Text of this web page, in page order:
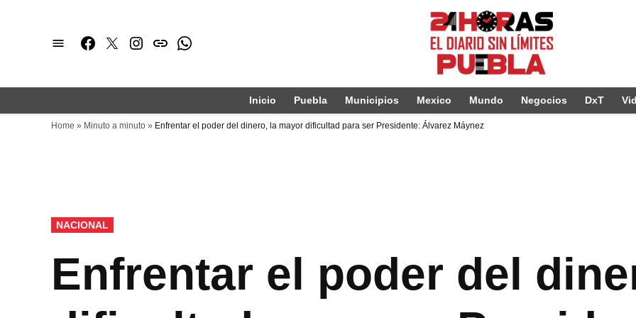
Facebook
TwitterInstagram
issuuWhatsapp
Inicio Puebla Municipios Mexico Mundo Negocios DxT
Home » Minuto a minuto » Enfrentar el poder del dinero, la mayor dificultad para ser Presidente: Álvarez Máynez
PUBLICADO
EN
NACIONAL
Enfrentar el poder del